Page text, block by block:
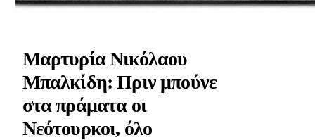
Μαρτυρία Νικόλαου
Μπαλκίδη: Πριν μπούνε
στα πράματα οι
Νεότουρκοι, όλο